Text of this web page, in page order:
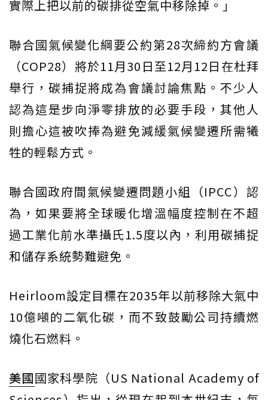
實際上把以前的碳排從空氣中移除掉。」
聯合國氣候變化綱要公約第28次締約方會議
（COP28）將於11月30日至12月12日在杜拜
舉行，碳捕捉將成為會議討論焦點。不少人
認為這是步向淨零排放的必要手段，其他人
則擔心這被吹捧為避免減緩氣候變遷所需犧
牲的輕鬆方式。
聯合國政府間氣候變遷問題小組（IPCC）認
為，如果要將全球暖化增溫幅度控制在不超
過工業化前水準攝氏1.5度以內，利用碳捕捉
和儲存系統勢難避免。
Heirloom設定目標在2035年以前移除大氣中
10億噸的二氧化碳，而不致鼓勵公司持續燃
燒化石燃料。
美國國家科學院（US National Academy of